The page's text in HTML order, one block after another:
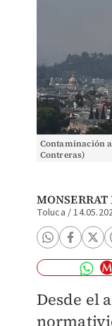
Contaminación
Contreras)
MONSERRAT
Toluca /
Desde el